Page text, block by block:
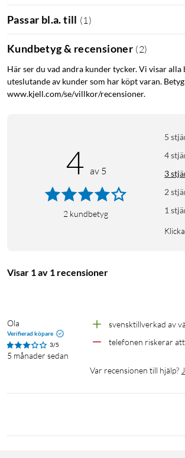
Vikt: 20 g
Skyddsnivå iPhone 17 Family: 3 m fallskydd
Kompatibel med MagSafe: Kompatibel
Material: En blandning av biomaterial,
Förpackning: FSC-certifierad kartong av
Tillverkad i: Sverige
Hur den tillverkas: Mobilskalsfabriken
Passar bl.a. till (1 )
Kundbetyg & recensioner (2)
Här ser du vad andra kunder tycker. Vi visar
uteslutande av kunder som har köpt varan.
www.kjell.com/se/villkor/recensioner.
4 av 5
2 kundbetyg
5
4
3
2
1
Visar 1 av 1 recensioner
Ola
Verifierad köpare
3/5
5 månader sedan
svensktillverkad av
telefonen riskerar
Var recensionen till hjälp?